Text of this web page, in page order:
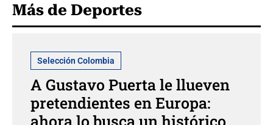
Más de Deportes
Selección Colombia
A Gustavo Puerta le llueven
pretendientes en Europa:
ahora lo busca un histórico